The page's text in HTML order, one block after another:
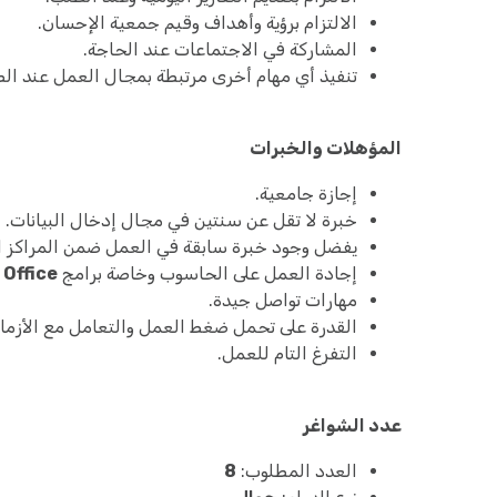
الالتزام برؤية وأهداف وقيم جمعية الإحسان.
المشاركة في الاجتماعات عند الحاجة.
تنفيذ أي مهام أخرى مرتبطة بمجال العمل عند
المؤهلات والخبرات
إجازة جامعية.
خبرة لا تقل عن سنتين في مجال إدخال البيانات.
يفضل وجود خبرة سابقة في العمل ضمن المراكز
إجادة العمل على الحاسوب وخاصة برامج Office
مهارات تواصل جيدة.
القدرة على تحمل ضغط العمل والتعامل مع
التفرغ التام للعمل.
عدد الشواغر
العدد المطلوب: 8